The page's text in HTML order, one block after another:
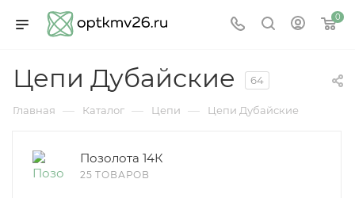
0
Цепи Дубайские 64
Главная — Каталог — Цепи — Цепи Дубайские
Позолота 14К
25 ТОВАРОВ